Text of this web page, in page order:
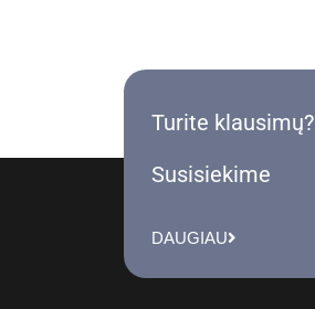
Turite klausimų?
Susisiekime
DAUGIAU